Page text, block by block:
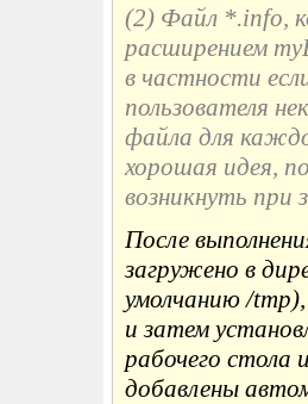
(2) Файл *.info,
расширением
в частности
пользователя
файла для
хорошая идея,
возникнуть при
После
загружено в
умолчанию /
и затем
рабочего стола
добавлены